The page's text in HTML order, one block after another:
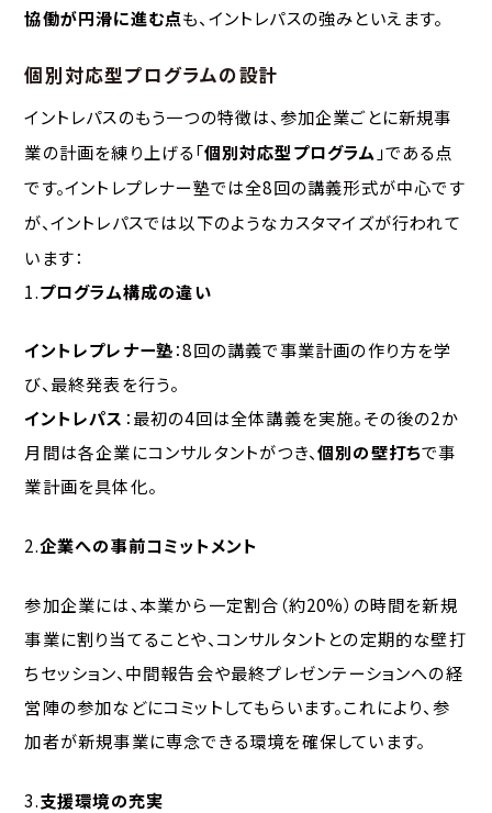
協働が円滑に進む点も、イントレパスの強みといえます。
個別対応型プログラムの設計
イントレパスのもう一つの特徴は、参加企業ごとに新規事
業の計画を練り上げる「個別対応型プログラム 」である点
です。イントレプレナー塾では全8回の講義形式が中心です
が、イントレパスでは以下のようなカスタマイズが行われて
います：
1.プログラム構成の違い
イントレプレナー塾：8回の講義で事業計画の作り方を学
び、最終発表を行う。
イントレパス ：最初の4回は全体講義を実施。その後の2か
月間は各企業にコンサルタントがつき、個別の壁打ちで事
業計画を具体化。
2.企業への事前コミットメント
参加企業には、本業から一定割合（約20%）の時間を新規
事業に割り当てることや、コンサルタントとの定期的な壁打
ちセッション、中間報告会や最終プレゼンテーションへの経
営陣の参加などにコミットしてもらいます。これにより、参
加者が新規事業に専念できる環境を確保しています。
3.支援環境の充実